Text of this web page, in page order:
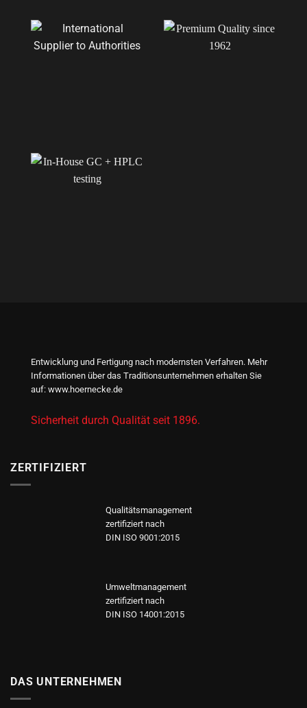
Entwicklung und Fertigung nach modernsten Verfahren. Mehr
Informationen über das Traditionsunternehmen erhalten Sie
auf: www.hoernecke.de
Sicherheit durch Qualität seit 1896.
ZERTIFIZIERT
Qualitätsmanagement
zertifiziert nach
DIN ISO 9001:2015
Umweltmanagement
zertifiziert nach
DIN ISO 14001:2015
DAS UNTERNEHMEN